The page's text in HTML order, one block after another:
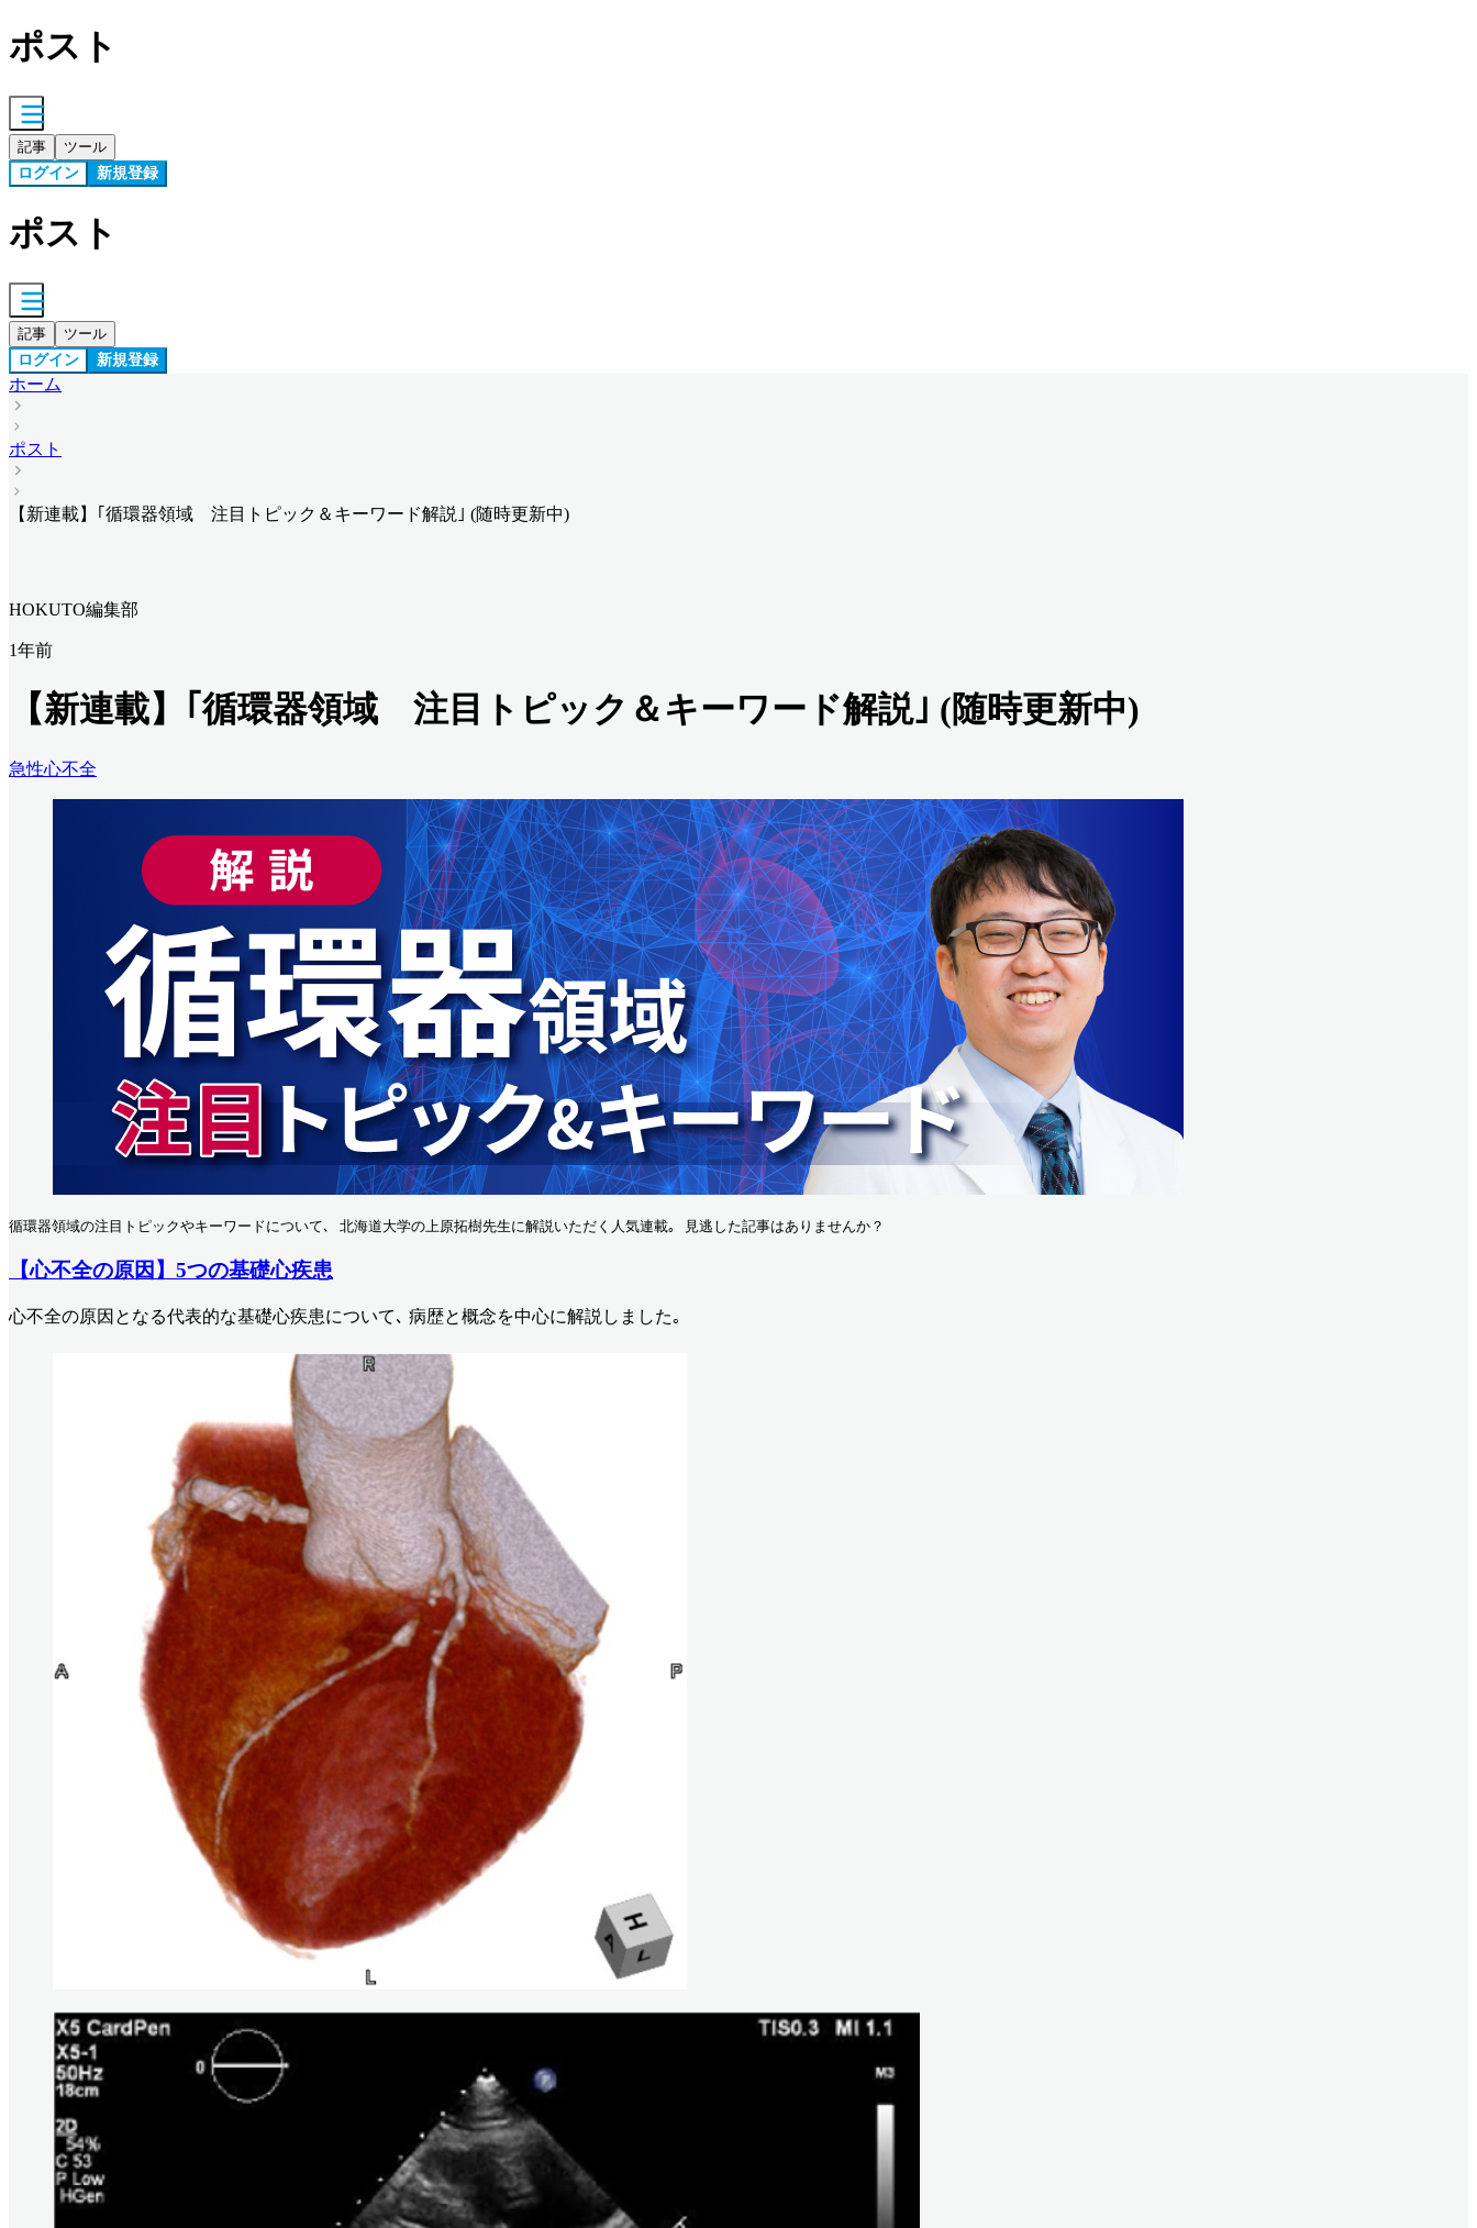
ポスト
記事 ツール
ログイン 新規登録
ポスト
記事 ツール
ログイン 新規登録
ホーム
ポスト
【新連載】｢循環器領域 注目トピック＆キーワード解説｣ (随時更新中)
HOKUTO編集部
1年前
【新連載】｢循環器領域 注目トピック＆キーワード解説｣ (随時更新中)
急性心不全
循環器領域の注目トピックやキーワードについて､ 北海道大学の上原拓樹先生に解説いただく人気連載｡ 見逃した記事はありませんか？
【心不全の原因】5つの基礎心疾患
心不全の原因となる代表的な基礎心疾患について､ 病歴と概念を中心に解説しました｡